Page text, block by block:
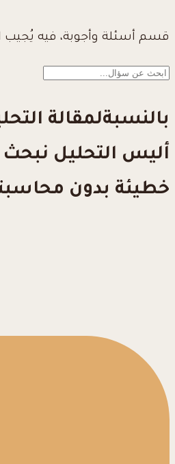
قسم أسئلة وأجوبة، فيه يُجيب
بالنسبةلمقالة
أليس التحليل
خطيئة بدون